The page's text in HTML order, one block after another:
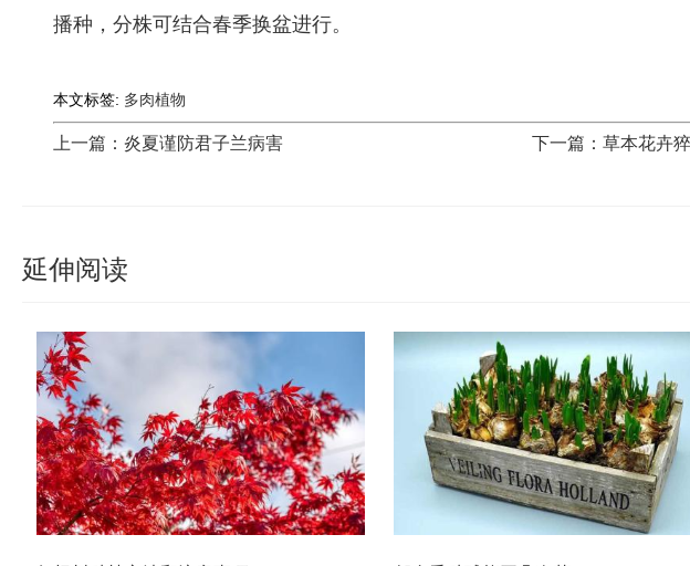
播种，分株可结合春季换盆进行。
本文标签: 多肉植物
上一篇：炎夏谨防君子兰病害 下一篇：草本花卉
延伸阅读